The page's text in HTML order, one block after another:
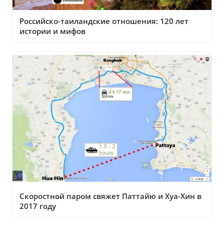
Российско-таиландские отношения: 120 лет
истории и мифов
Скоростной паром свяжет Паттайю и Хуа-Хин в
2017 году